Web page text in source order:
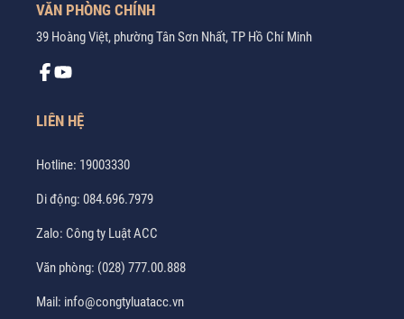
VĂN PHÒNG CHÍNH
39 Hoàng Việt, phường Tân Sơn Nhất, TP Hồ Chí Minh
LIÊN HỆ
Hotline: 19003330
Di động: 084.696.7979
Zalo: Công ty Luật ACC
Văn phòng: (028) 777.00.888
Mail: info@congtyluatacc.vn